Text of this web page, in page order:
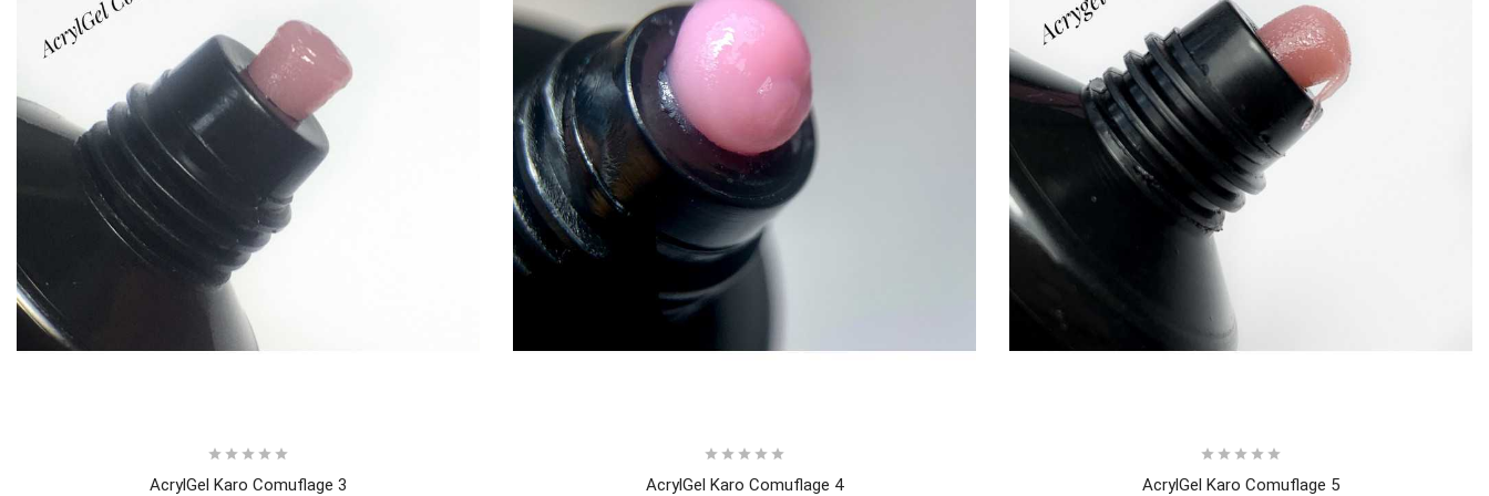
    
AcrylGel Karo Comuflage 3
    
AcrylGel Karo Comuflage 4
    
AcrylGel Karo Comuflage 5